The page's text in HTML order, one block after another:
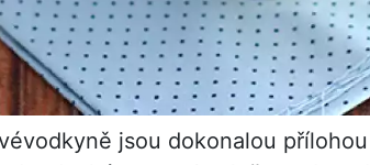
jsou dokonalou